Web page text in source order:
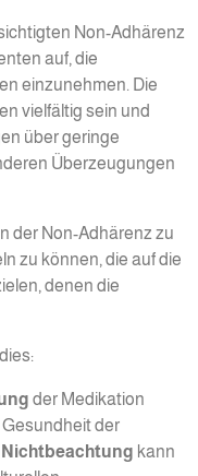
Non-Adhärenz
auf, die
einzunehmen. Die
vielfältig sein und
über geringe
Überzeugungen
der Non-Adhärenz zu
zu können, die auf die
denen die
der Medikation
der
kann